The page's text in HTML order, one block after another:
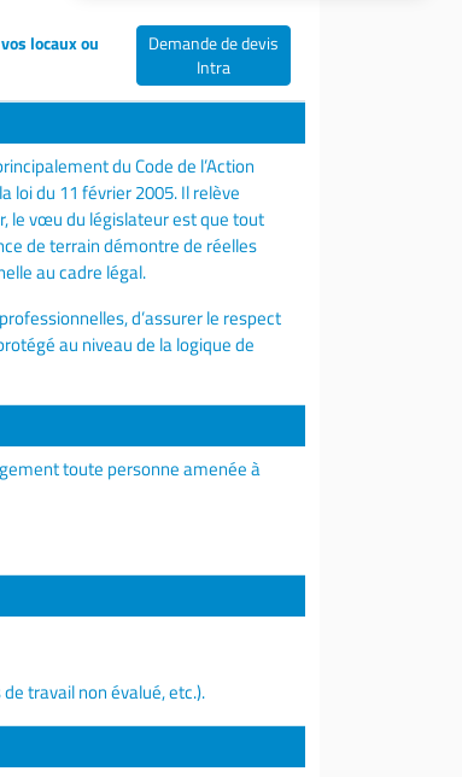
locaux ou
Demande de devis
Intra
du Code de l’Action
loi du 11 février 2005. Il relève
le vœu du législateur est que tout
de terrain démontre de réelles
au cadre légal.
d’assurer le respect
au niveau de la logique de
toute personne amenée à
travail non évalué, etc.).